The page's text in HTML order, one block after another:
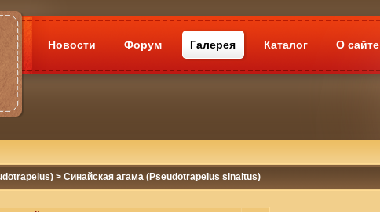
Новости Форум Галерея Каталог О сайте
> Синайская агама (Pseudotrapelus sinaitus)